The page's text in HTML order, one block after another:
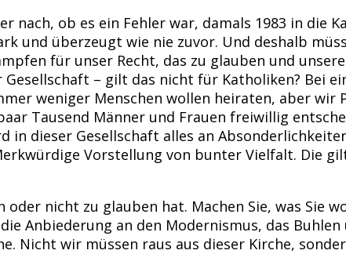
nach, ob es ein Fehler war, damals 1983 in die
und überzeugt wie nie zuvor. Und deshalb
für unser Recht, das zu glauben und
– gilt das nicht für Katholiken? Bei
weniger Menschen wollen heiraten, aber
Tausend Männer und Frauen freiwillig
in dieser Gesellschaft alles an
Vorstellung von bunter Vielfalt. Die
nicht zu glauben hat. Machen Sie, was Sie
Anbiederung an den Modernismus, das
Nicht wir müssen raus aus dieser Kirche,